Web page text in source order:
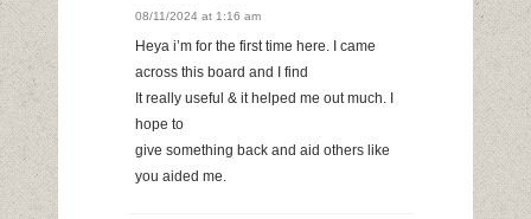
08/11/2024 at 1:16 am
Heya i’m for the first time here. I came
across this board and I find
It really useful & it helped me out much. I
hope to
give something back and aid others like
you aided me.